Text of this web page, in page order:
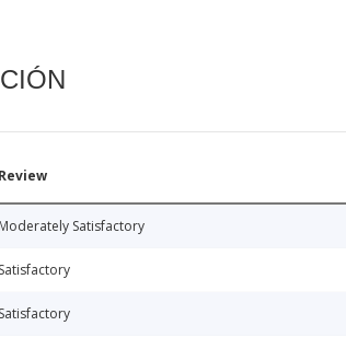
Review
Moderately Satisfactory
Satisfactory
Satisfactory